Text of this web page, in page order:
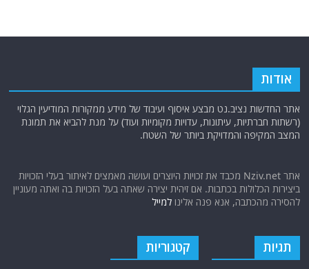
אודות
אתר החדשות נציב.נט מבצע איסוף ועיבוד של מידע ממקורות המודיעין הגלוי
(רשתות חברתיות, עיתונות, עדויות מקומיות ועוד) על מנת להביא את תמונת
המצב המקיפה והמדויקת ביותר של השטח.
אתר Nziv.net מכבד את זכויות היוצרים ועושה מאמצים לאיתור בעלי הזכויות
ביצירות הכלולות בכתבות. אם זיהית יצירה שאתה בעל הזכויות בה ואתה מעוניין
להסירה מהכתבה, אנא פנה אלינולמייל
תגיות קטגוריות